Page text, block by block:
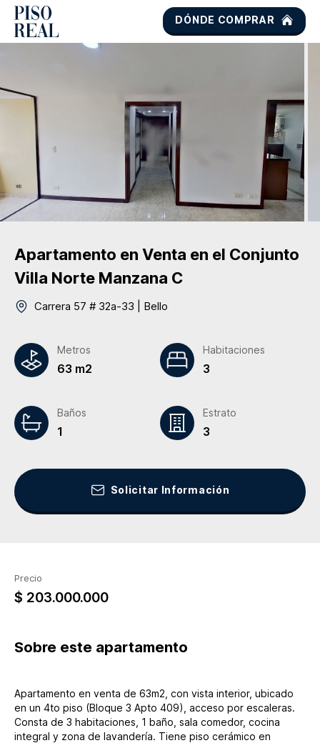
DÓNDE COMPRAR
Apartamento en Venta en el Conjunto
Villa Norte Manzana C
Carrera 57 # 32a-33 Bello
Metros
63 m2
Habitaciones
3
Baños
1
Estrato
3
Solicitar Información
Precio
$ 203.000.000
Sobre este apartamento
Apartamento en venta de 63m2, con vista interior, ubicado
en un 4to piso (Bloque 3 Apto 409), acceso por escaleras.
Consta de 3 habitaciones, 1 baño, sala comedor, cocina
integral y zona de lavandería. Tiene piso cerámico en